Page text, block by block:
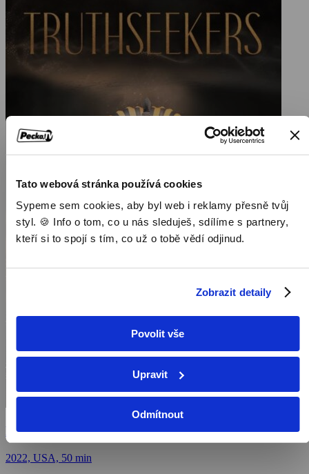
Tato webová stránka používá cookies
Sypeme sem cookies, aby byl web i reklamy přesně tvůj
styl. 🍪 Info o tom, co u nás sleduješ, sdílíme s partnery,
kteří si to spojí s tím, co už o tobě vědí odjinud.
Zobrazit detaily
Povolit vše
Upravit
Odmítnout
Hledači pravdy
2022, USA, 50 min